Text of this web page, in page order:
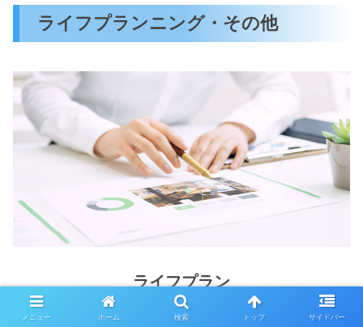
ライフプランニング・その他
ライフプラン
メニュー ホーム 検索 トップ サイドバー